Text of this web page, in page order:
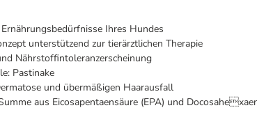
Ihres Hundes
unterstützend zur tierärztlichen Therapie
Nährstoffintoleranzerscheinung
Pastinake
und übermäßigen Haarausfall
aus Eicosapentaensäure (EPA) und